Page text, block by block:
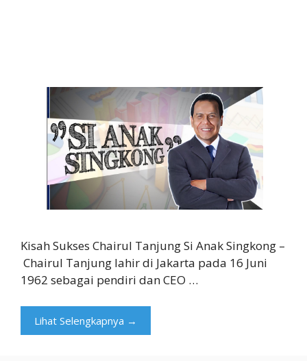
Kisah Sukses Chairul Tanjung Si Anak Singkong –
Chairul Tanjung lahir di Jakarta pada 16 Juni
1962 sebagai pendiri dan CEO …
Lihat Selengkapnya →